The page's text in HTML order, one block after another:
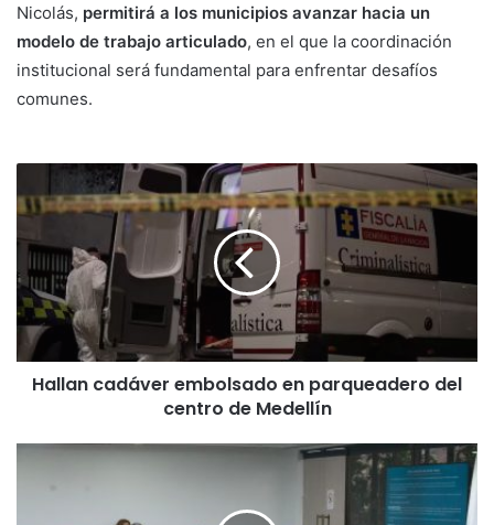
Nicolás, permitirá a los municipios avanzar hacia un
modelo de trabajo articulado, en el que la coordinación
institucional será fundamental para enfrentar desafíos
comunes.
Hallan cadáver embolsado en parqueadero del
centro de Medellín